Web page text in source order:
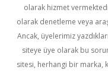
olarak hizmet
olarak denetleme veya
Ancak, üyelerimiz
siteye üye olarak bu
sitesi, herhangi bir marka,